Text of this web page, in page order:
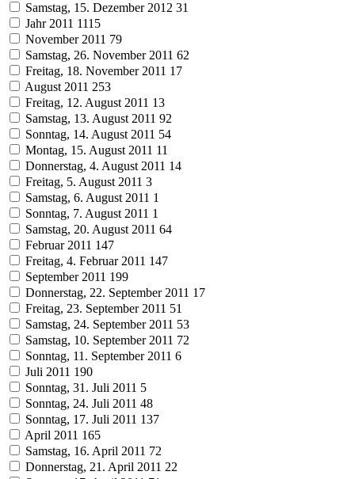
Samstag, 15. Dezember 2012 31
Jahr 2011 1115
November 2011 79
Samstag, 26. November 2011 62
Freitag, 18. November 2011 17
August 2011 253
Freitag, 12. August 2011 13
Samstag, 13. August 2011 92
Sonntag, 14. August 2011 54
Montag, 15. August 2011 11
Donnerstag, 4. August 2011 14
Freitag, 5. August 2011 3
Samstag, 6. August 2011 1
Sonntag, 7. August 2011 1
Samstag, 20. August 2011 64
Februar 2011 147
Freitag, 4. Februar 2011 147
September 2011 199
Donnerstag, 22. September 2011 17
Freitag, 23. September 2011 51
Samstag, 24. September 2011 53
Samstag, 10. September 2011 72
Sonntag, 11. September 2011 6
Juli 2011 190
Sonntag, 31. Juli 2011 5
Sonntag, 24. Juli 2011 48
Sonntag, 17. Juli 2011 137
April 2011 165
Samstag, 16. April 2011 72
Donnerstag, 21. April 2011 22